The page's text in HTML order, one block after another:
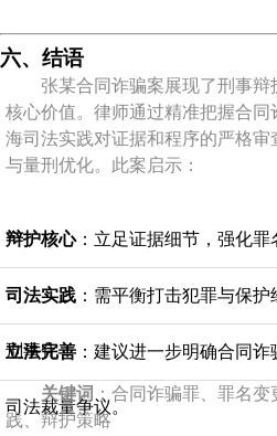
六、结语
张某合同诈骗案展现了刑事辩
核心价值。律师通过精准把握合
海司法实践对证据和程序的严格
与量刑优化。此案启示：
辩护核心：立足证据细节，强化罪
司法实践 ：需平衡打击犯罪与保
刑事化；
立法完善 ：建议进一步明确合同
司法裁量争议。
关键词 ：合同诈骗罪、罪名
践、辩护策略